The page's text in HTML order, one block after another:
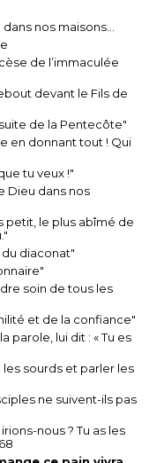
nos maisons…
de l’immaculée
devant le Fils de
suite de la Pentecôte"
en donnant tout ! Qui
tu veux !"
Dieu dans nos
petit, le plus abîmé de
du diaconat"
soin de tous les
et de la confiance"
parole, lui dit : « Tu es
les sourds et parler les
ne suivent-ils pas
nous ? Tu as les